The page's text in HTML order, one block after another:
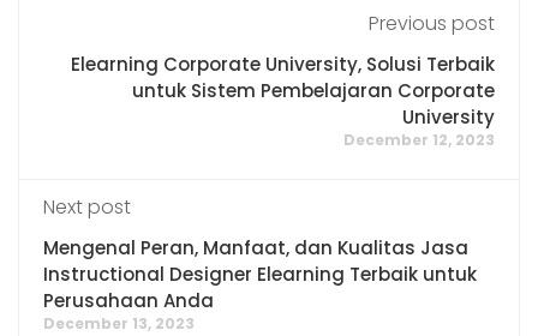
Previous post
Elearning Corporate University, Solusi Terbaik
untuk Sistem Pembelajaran Corporate
University
December 12, 2023
Next post
Mengenal Peran, Manfaat, dan Kualitas Jasa
Instructional Designer Elearning Terbaik untuk
Perusahaan Anda
December 13, 2023